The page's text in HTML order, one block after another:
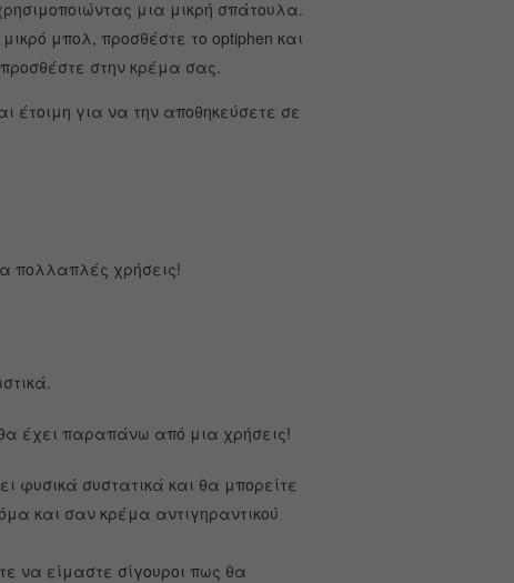
μια μικρή σπάτουλα.
μπολ, προσθέστε το optiphen και
στην κρέμα σας.
έτοιμη για να την αποθηκεύσετε σε
πολλαπλές χρήσεις!
έχει παραπάνω από μια χρήσεις!
φυσικά συστατικά και θα μπορείτε
και σαν κρέμα αντιγηραντικού
να είμαστε σίγουροι πως θα